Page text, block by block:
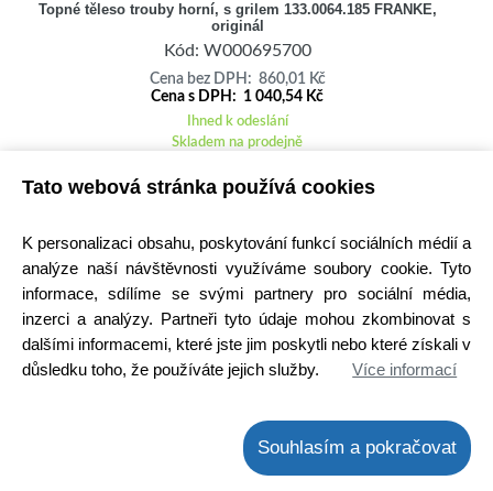
Tato webová stránka používá cookies
K personalizaci obsahu, poskytování funkcí sociálních médií a
analýze naší návštěvnosti využíváme soubory cookie. Tyto
informace, sdílíme se svými partnery pro sociální média,
inzerci a analýzy. Partneři tyto údaje mohou zkombinovat s
dalšími informacemi, které jste jim poskytli nebo které získali v
důsledku toho, že používáte jejich služby.
Více informací
Souhlasím a pokračovat
Topné těleso trouby horní, s grilem 133.0064.185 FRANKE,
originál
Kód: W000695700
Cena bez DPH: 860,01 Kč
Cena s DPH: 1 040,54 Kč
Ihned k odeslání
Skladem na prodejně
Detail